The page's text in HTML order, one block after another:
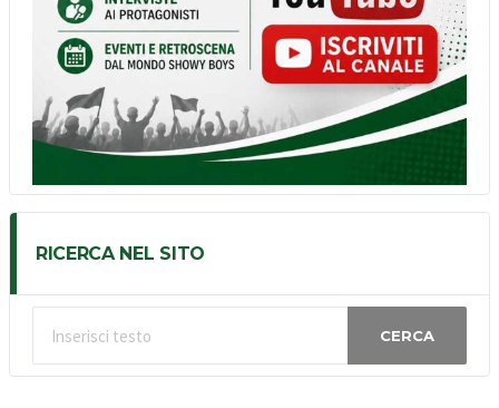
RICERCA NEL SITO
CERCA